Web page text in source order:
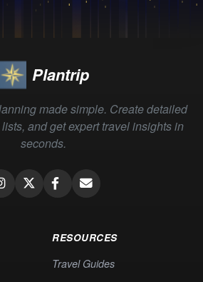
Plantrip
made simple. Create detailed
and get expert travel insights in
seconds.
RESOURCES
Travel Guides